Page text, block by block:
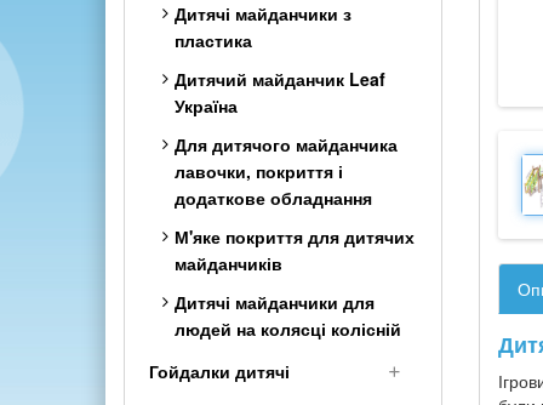
Дитячі комплекси з
рукоходом
Кольорові дитячі
спортивні куточки з дерева
Тренажер для кінезітерапії
Дитячі майданчики з
пластика
Дитячий майданчик Leaf
Україна
Для дитячого майданчика
лавочки, покриття і
додаткове обладнання
М'яке покриття для дитячих
майданчиків
Дитячі майданчики для
людей на колясці колісній
Гойдалки дитячі